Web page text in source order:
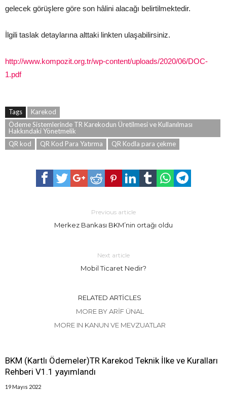
gelecek görüşlere göre son hâlini alacağı belirtilmektedir.
İlgili taslak detaylarına alttaki linkten ulaşabilirsiniz.
http://www.kompozit.org.tr/wp-content/uploads/2020/06/DOC-
1.pdf
Tags
Karekod
Ödeme Sistemlerinde TR Karekodun Üretilmesi ve Kullanılması
Hakkındaki Yönetmelik
QR kod
QR Kod Para Yatırma QR Kodla para çekme
Previous article
Merkez Bankası BKM’nin ortağı oldu
Next article
Mobil Ticaret Nedir?
RELATED ARTICLES
MORE BY ARIF ÜNAL
MORE IN KANUN VE MEVZUATLAR
BKM (Kartlı Ödemeler)TR Karekod Teknik İlke ve Kuralları
Rehberi V1.1 yayımlandı
19 Mayıs 2022